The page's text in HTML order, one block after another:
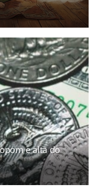
e alta do